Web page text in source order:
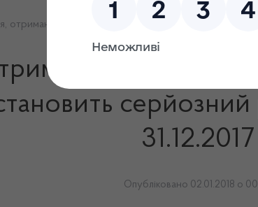
отримана з іноземних систем повідомлення про
з іноземних
серйозний
31.12.2017
Опубліковано 02.01.2018 о